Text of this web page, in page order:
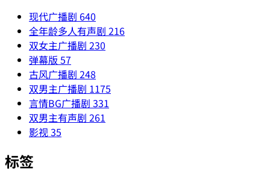
现代广播剧 640
全年龄多人有声剧 216
双女主广播剧 230
弹幕版 57
古风广播剧 248
双男主广播剧 1175
言情BG广播剧 331
双男主有声剧 261
影视35
标签